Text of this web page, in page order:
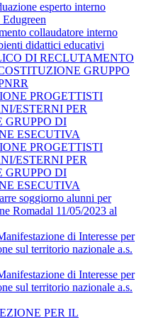
esperto interno
collaudatore interno
didattici educativi
DI RECLUTAMENTO
GRUPPO
PROGETTISTI
ESTERNI PER
GRUPPO DI
ESECUTIVA
PROGETTISTI
ESTERNI PER
GRUPPO DI
ESECUTIVA
soggiorno alunni per
Romadal 11/05/2023 al
di Interesse per
sul territorio nazionale a.s.
di Interesse per
sul territorio nazionale a.s.
PER IL